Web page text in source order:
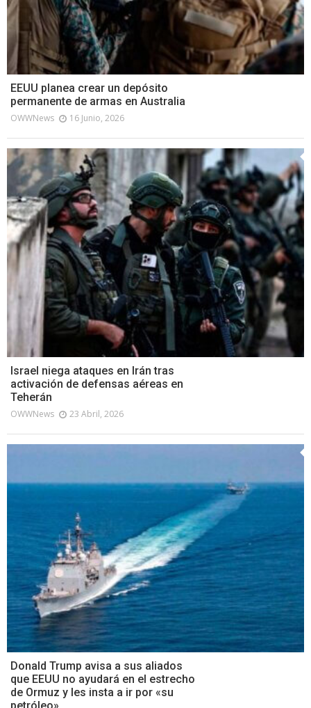
EEUU planea crear un depósito
permanente de armas en Australia
OWWNews 16 Junio, 2026
Israel niega ataques en Irán tras
activación de defensas aéreas en
Teherán
OWWNews 23 Abril, 2026
Donald Trump avisa a sus aliados
que EEUU no ayudará en el estrecho
de Ormuz y les insta a ir por «su